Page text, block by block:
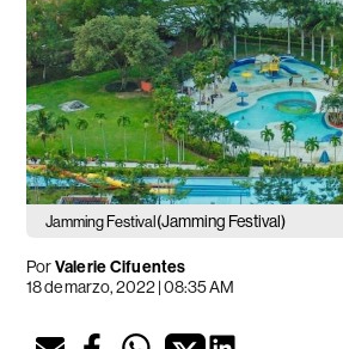
Jamming Festival (Jamming Festival)
PorValerie Cifuentes
18 de marzo, 2022 | 08:35 AM